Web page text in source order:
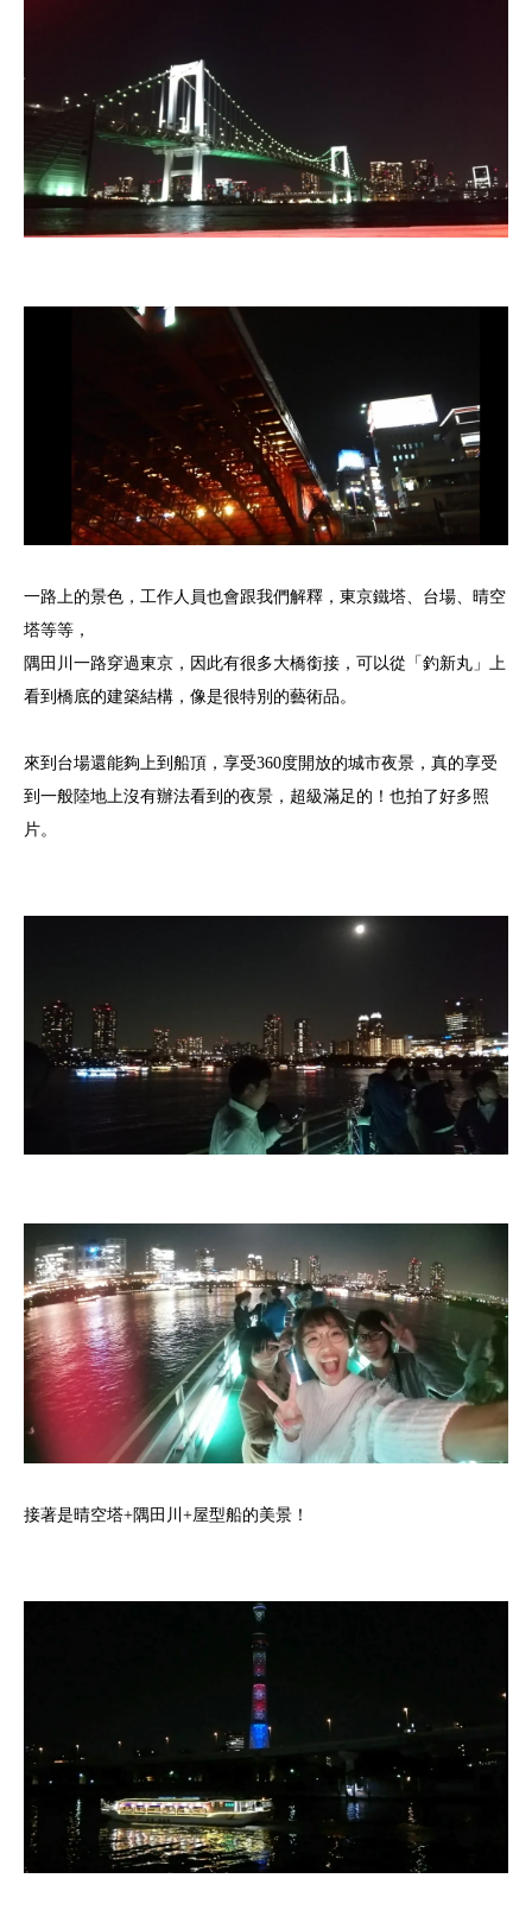
一路上的景色，工作人員也會跟我們解釋，東京鐵塔、台場、晴空
塔等等，
隅田川一路穿過東京，因此有很多大橋銜接，可以從「釣新丸」上
看到橋底的建築結構，像是很特別的藝術品。
來到台場還能夠上到船頂，享受360度開放的城市夜景，真的享受
到一般陸地上沒有辦法看到的夜景，超級滿足的！也拍了好多照
片。
接著是晴空塔+隅田川+屋型船的美景！